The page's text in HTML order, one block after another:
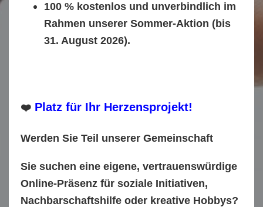
100 % kostenlos und unverbindlich im
Rahmen unserer Sommer-Aktion (bis
31. August 2026).
❤️ Platz für Ihr Herzensprojekt!
Werden Sie Teil unserer Gemeinschaft
Sie suchen eine eigene, vertrauenswürdige
Online-Präsenz für soziale Initiativen,
Nachbarschaftshilfe oder kreative Hobbys?